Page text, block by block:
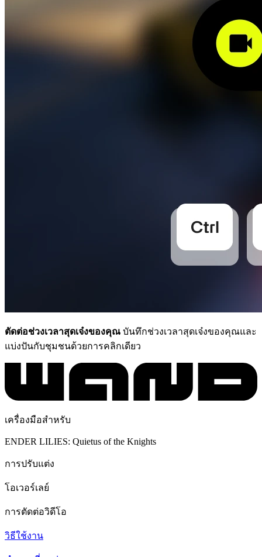
ตัดต่อช่วงเวลาสุดเจ๋งของคุณ บันทึกช่วงเวลาสุดเจ๋งของคุณและ
แบ่งปันกับชุมชนด้วยการคลิกเดียว
เครื่องมือสำหรับ
ENDER LILIES: Quietus of the Knights
การปรับแต่ง
โอเวอร์เลย์
การตัดต่อวิดีโอ
วิธีใช้งาน